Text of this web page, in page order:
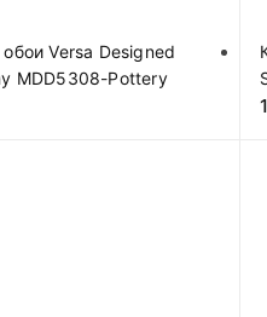
Versa Designed
MDD5308-Pottery